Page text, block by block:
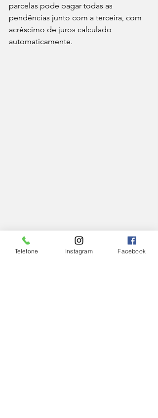
parcelas pode pagar todas as
pendências junto com a terceira, com
acréscimo de juros calculado
automaticamente.
Telefone Instagram Facebook